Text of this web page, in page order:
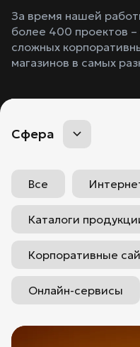
+7
За время нашей
более 400 проектов
сложных
магазинов в самых
Все
Каталоги
Корпоративные
Онлайн-сервисы
Сфера